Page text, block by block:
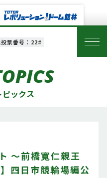
票番号：22#
ックス
～前橋寬仁親王
四日市競輪場編公